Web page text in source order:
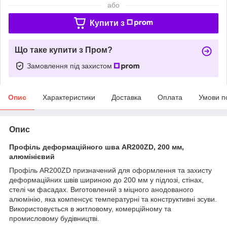
або
Купити з
Що таке купити з Пром?
Замовлення під захистом
Опис Характеристики Доставка Оплата Умови
Опис
Профіль деформаційного шва AR200ZD, 200 мм,
алюмінієвий
Профіль AR200ZD призначений для оформлення та захисту
деформаційних швів шириною до 200 мм у підлозі, стінах,
стелі чи фасадах. Виготовлений з міцного анодованого
алюмінію, яка компенсує температурні та конструктивні зсуви.
Використовується в житловому, комерційному та
промисловому будівництві.